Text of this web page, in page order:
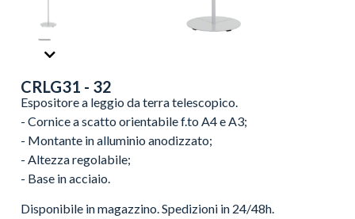
CRLG31 - 32
Espositore a leggio da terra telescopico.
- Cornice a scatto orientabile f.to A4 e A3;
- Montante in alluminio anodizzato;
- Altezza regolabile;
- Base in acciaio.
Disponibile in magazzino. Spedizioni in 24/48h.